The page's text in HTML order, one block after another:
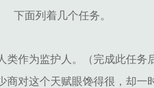
下面列着几个任务。
作为监护人。（完成此任务
商对这个天赋眼馋得很，却一